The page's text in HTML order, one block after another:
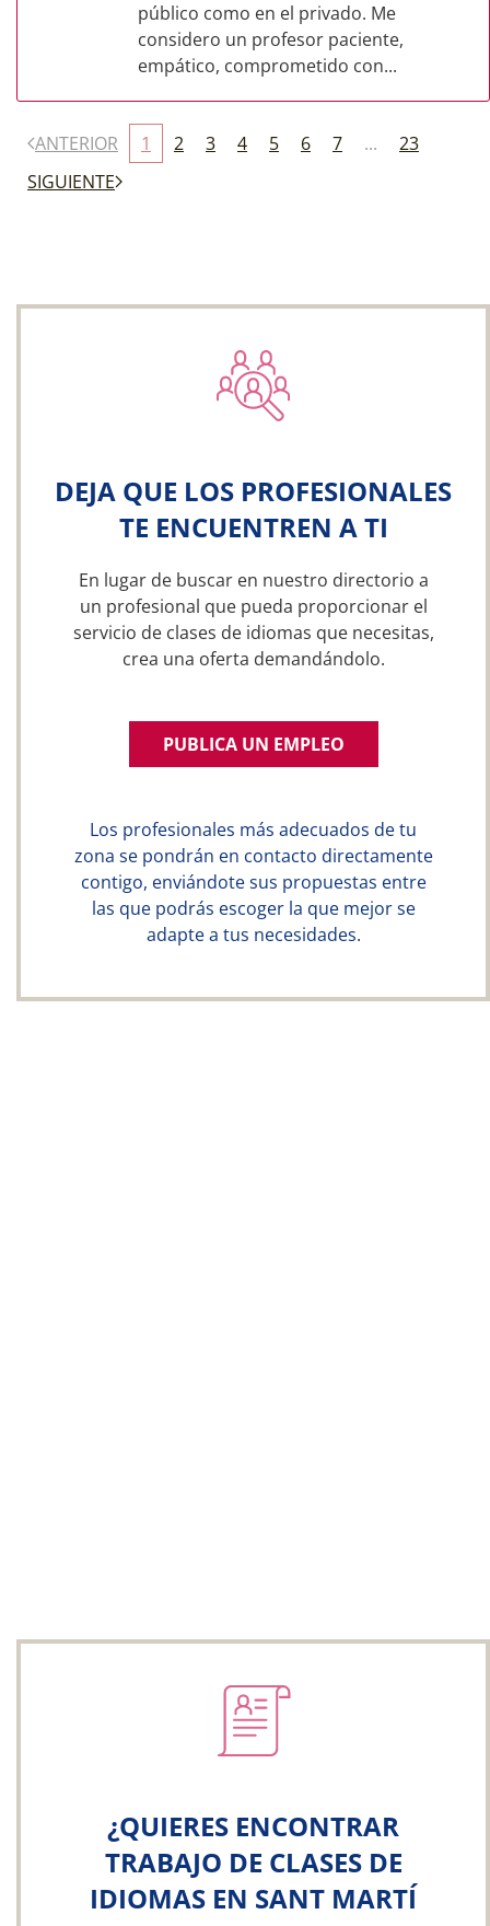
público como en el privado. Me
considero un profesor paciente,
empático, comprometido con...
ANTERIOR 1 2 3 4 5 6 7 ...
23
SIGUIENTE
DEJA QUE LOS PROFESIONALES
TE ENCUENTREN A TI
En lugar de buscar en nuestro directorio a
un profesional que pueda proporcionar el
servicio de clases de idiomas que necesitas,
crea una oferta demandándolo.
PUBLICA UN EMPLEO
Los profesionales más adecuados de tu
zona se pondrán en contacto directamente
contigo, enviándote sus propuestas entre
las que podrás escoger la que mejor se
adapte a tus necesidades.
¿QUIERES ENCONTRAR
TRABAJO DE CLASES DE
IDIOMAS EN SANT MARTÍ